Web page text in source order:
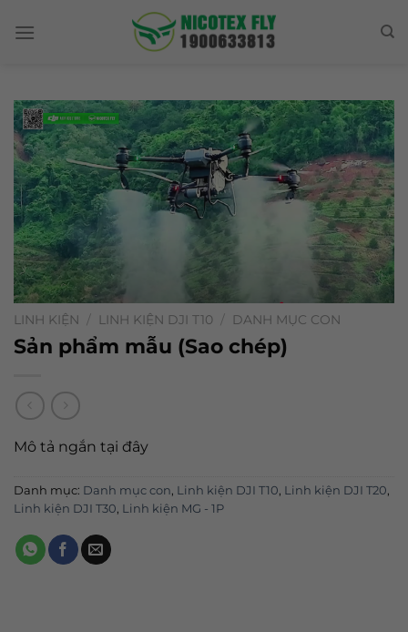
LINH KIỆN / LINH KIỆN DJI T10 / DANH MỤC CON
Sản phẩm mẫu (Sao chép)
Mô tả ngắn tại đây
Danh mục: Danh mục con, Linh kiện DJI T10, Linh kiện DJI T20,
Linh kiện DJI T30, Linh kiện MG - 1P